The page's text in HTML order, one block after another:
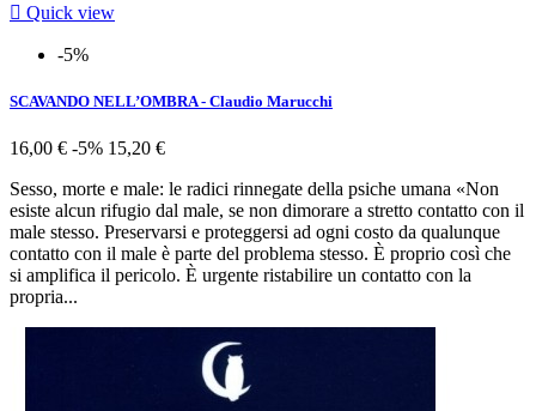
 Quick view
-5%
SCAVANDO NELL’OMBRA - Claudio Marucchi
16,00 € -5% 15,20 €
Sesso, morte e male: le radici rinnegate della psiche umana «Non
esiste alcun rifugio dal male, se non dimorare a stretto contatto con il
male stesso. Preservarsi e proteggersi ad ogni costo da qualunque
contatto con il male è parte del problema stesso. È proprio così che
si amplifica il pericolo. È urgente ristabilire un contatto con la
propria...